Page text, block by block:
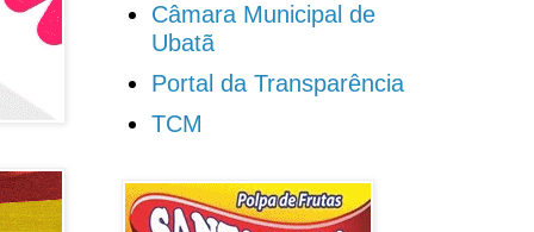
Câmara Municipal de
Ubatã
Portal da Transparência
TCM